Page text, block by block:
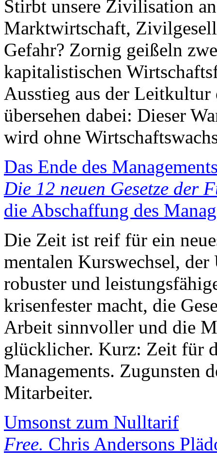
Stirbt unsere Zivilisation
Marktwirtschaft,
Gefahr? Zornig geißeln
kapitalistischen
Ausstieg aus der Leitkultur
übersehen dabei: Dieser
wird ohne
Das Ende des
Die 12 neuen Gesetze der
die Abschaffung des
Die Zeit ist reif für ein
mentalen Kurswechsel,
robuster und
krisenfester macht, die
Arbeit sinnvoller und die
glücklicher. Kurz: Zeit für
Managements. Zugunsten
Mitarbeiter.
Umsonst zum Nulltarif
Free. Chris Andersons